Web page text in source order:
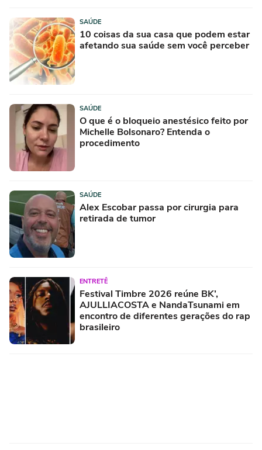
SAÚDE
10 coisas da sua casa que podem estar
afetando sua saúde sem você perceber
SAÚDE
O que é o bloqueio anestésico feito por
Michelle Bolsonaro? Entenda o
procedimento
SAÚDE
Alex Escobar passa por cirurgia para
retirada de tumor
ENTRETÊ
Festival Timbre 2026 reúne BK’,
AJULLIACOSTA e NandaTsunami em
encontro de diferentes gerações do rap
brasileiro